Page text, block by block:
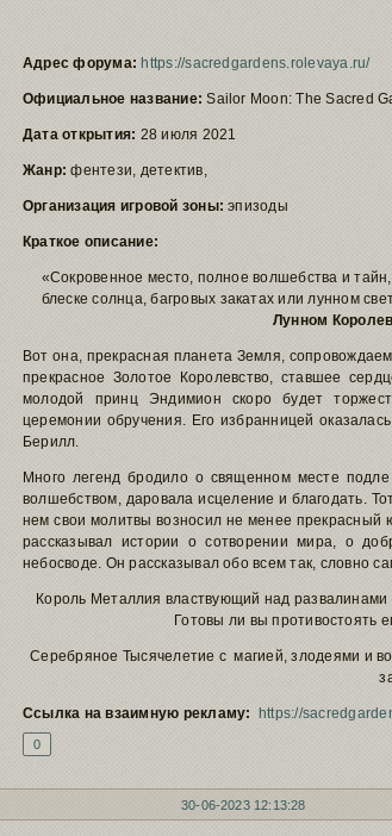
Адрес форума: https://sacredgardens.rolevaya.ru/
Официальное название: Sailor Moon: The Sacred
Дата открытия: 28 июля 2021
Жанр: фентези, детектив,
Организация игровой зоны: эпизоды
Краткое описание:
«Сокровенное место, полное волшебства и
блеске солнца, багровых закатах или лунном
Лунном
Вот она, прекрасная планета Земля,
прекрасное Золотое Королевство, ставшее
молодой принц Эндимион скоро будет
церемонии обручения. Его избранницей
Берилл.
Много легенд бродило о священном месте
волшебством, даровала исцеление и благодать.
нем свои молитвы возносил не менее
рассказывал истории о сотворении мира, о
небосводе. Он рассказывал обо всем так, словно
Король Металлия властвующий над
Готовы ли вы противостоять
Серебряное Тысячелетие с магией, злодеями и
Ссылка на взаимную рекламу: https://
0
30-06-2023 12:13:28